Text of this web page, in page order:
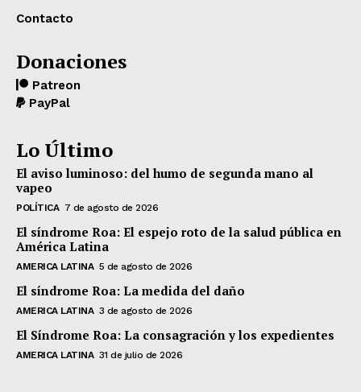
Contacto
Donaciones
Patreon
PayPal
Lo Último
El aviso luminoso: del humo de segunda mano al
vapeo
POLÍTICA 7 de agosto de 2026
El síndrome Roa: El espejo roto de la salud pública en
América Latina
AMERICA LATINA 5 de agosto de 2026
El síndrome Roa: La medida del daño
AMERICA LATINA 3 de agosto de 2026
El Síndrome Roa: La consagración y los expedientes
AMERICA LATINA 31 de julio de 2026